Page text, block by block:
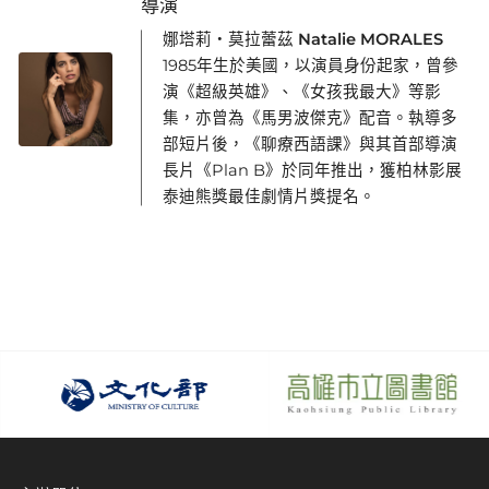
導演
娜塔莉・莫拉蕾茲 Natalie MORALES
1985年生於美國，以演員身份起家，曾參
演《超級英雄》、《女孩我最大》等影
集，亦曾為《馬男波傑克》配音。執導多
部短片後，《聊療西語課》與其首部導演
長片《Plan B》於同年推出，獲柏林影展
泰迪熊獎最佳劇情片獎提名。